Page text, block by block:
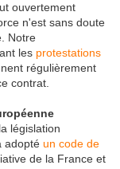
ouvertement
n'est sans doute
Notre
les protestations
régulièrement
contrat.
législation
adopté un code de
de la France et